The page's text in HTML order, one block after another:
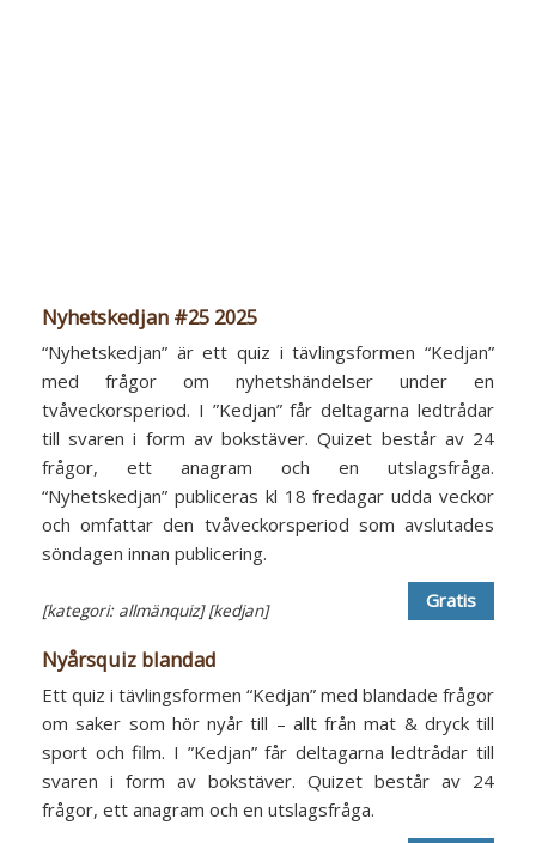
Nyhetskedjan #25 2025
“Nyhetskedjan” är ett quiz i tävlingsformen “Kedjan”
med frågor om nyhetshändelser under en
tvåveckorsperiod. I ”Kedjan” får deltagarna ledtrådar
till svaren i form av bokstäver. Quizet består av 24
frågor, ett anagram och en utslagsfråga.
“Nyhetskedjan” publiceras kl 18 fredagar udda veckor
och omfattar den tvåveckorsperiod som avslutades
söndagen innan publicering.
[kategori: allmänquiz] [kedjan] Gratis
Nyårsquiz blandad
Ett quiz i tävlingsformen “Kedjan” med blandade frågor
om saker som hör nyår till – allt från mat & dryck till
sport och film. I ”Kedjan” får deltagarna ledtrådar till
svaren i form av bokstäver. Quizet består av 24
frågor, ett anagram och en utslagsfråga.